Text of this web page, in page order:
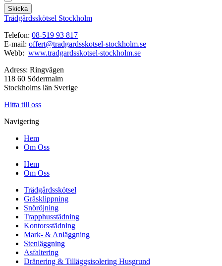
Skicka
Trädgårdsskötsel Stockholm
Telefon: 08-519 93 817
E-mail: offert@tradgardsskotsel-stockholm.se
Webb: www.tradgardsskotsel-stockholm.se
Adress: Ringvägen
118 60 Södermalm
Stockholms län Sverige
Hitta till oss
Navigering
Hem
Om Oss
Hem
Om Oss
Trädgårdsskötsel
Gräsklippning
Snöröjning
Trapphusstädning
Kontorsstädning
Mark- & Anläggning
Stenläggning
Asfaltering
Dränering & Tilläggsisolering Husgrund